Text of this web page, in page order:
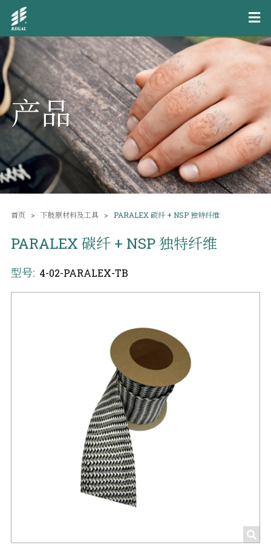
产品
首页 下肢原材料及工具 PARALEX 碳纤 + NSP 独特纤维
PARALEX 碳纤 + NSP 独特纤维
型号: 4-02-PARALEX-TB